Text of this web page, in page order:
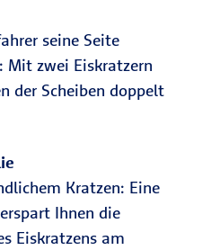
seine Seite
Mit zwei Eiskratzern
der Scheiben doppelt
Kratzen: Eine
Ihnen die
Eiskratzens am